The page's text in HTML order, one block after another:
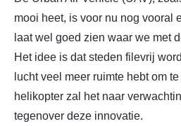
mooi heet, is voor nu nog vooral
laat wel goed zien waar we met
Het idee is dat steden filevrij
lucht veel meer ruimte hebt om
helikopter zal het naar
tegenover deze innovatie.